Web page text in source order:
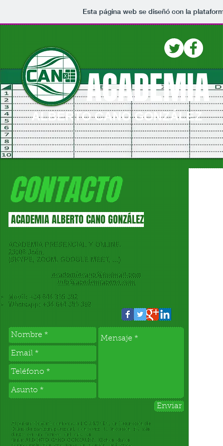
Esta página web se diseñó con la
ACADEMIA
ALBERTO CANO GONZÁLEZ
CONTACTO
ACADEMIA ALBERTO CANO GONZÁLEZ
ACADEMIA PRESENCIAL Y ONLINE.
23006 Jaén.
(SKYPE, ZOOM, GOOGLE MEET, ...)
academiacano@hotmail.com
info@academiacano.com
Movil: +34 644 355 392
Whatsapp: +34 644 355 392
Enviar
Al pulsar “Enviar”, conforme a LO 15/1999, de Protección de
Datos de carácter personal, consiento la inclusión de mis
datos en un fichero del que es
titular ALBERTO CANO GONZALEZ. Dichos datos